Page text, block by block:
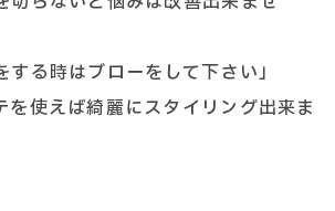
する時はブローをして下さい」
を使えば綺麗にスタイリング出来ま